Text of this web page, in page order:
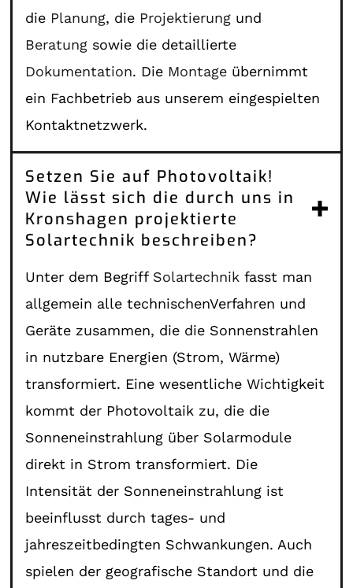
die Planung, die Projektierung und
Beratung sowie die detaillierte
Dokumentation. Die Montage übernimmt
ein Fachbetrieb aus unserem eingespielten
Kontaktnetzwerk.
Setzen Sie auf Photovoltaik!
Wie lässt sich die durch uns in
Kronshagen projektierte
Solartechnik beschreiben?
Unter dem Begriff Solartechnik fasst man
allgemein alle technischenVerfahren und
Geräte zusammen, die die Sonnenstrahlen
in nutzbare Energien (Strom, Wärme)
transformiert. Eine wesentliche Wichtigkeit
kommt der Photovoltaik zu, die die
Sonneneinstrahlung über Solarmodule
direkt in Strom transformiert. Die
Intensität der Sonneneinstrahlung ist
beeinflusst durch tages- und
jahreszeitbedingten Schwankungen. Auch
spielen der geografische Standort und die